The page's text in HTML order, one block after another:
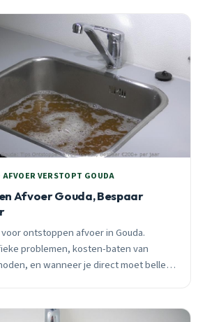
AFVOER VERSTOPT GOUDA
Afvoer Gouda, Bespaar
ontstoppen afvoer in Gouda.
problemen, kosten-baten van
en wanneer je direct moet bellen.